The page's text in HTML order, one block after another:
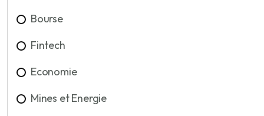
Bourse
Fintech
Economie
Mines et Energie